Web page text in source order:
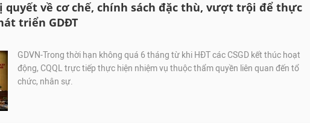
quyết về cơ chế, chính sách đặc thù, vượt trội để thực
triển GDĐT
GDVN-Trong thời hạn không quá 6 tháng từ khi HĐT các CSGD kết thúc hoạt
động, CQQL trực tiếp thực hiện nhiệm vụ thuộc thẩm quyền liên quan đến tổ
chức, nhân sự.